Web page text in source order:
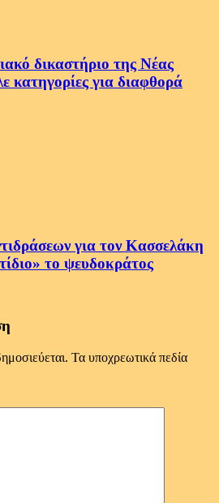
δικαστήριο της Νέας
κατηγορίες για διαφθορά
για τον Κασσελάκη
το ψευδοκράτος
Τα υποχρεωτικά πεδία